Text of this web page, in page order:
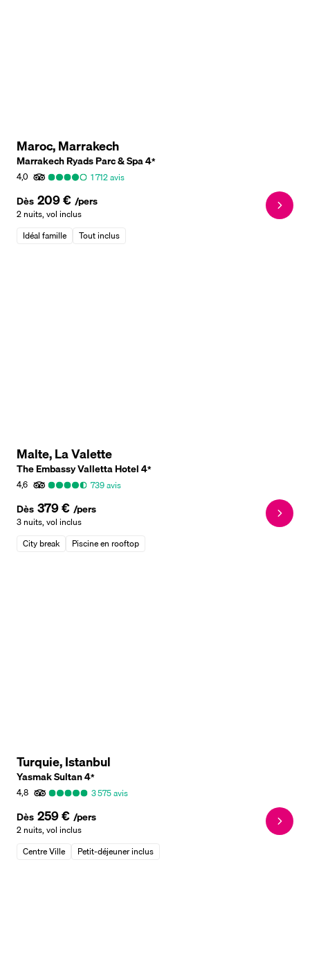
Maroc, Marrakech
Marrakech Ryads Parc & Spa4*
4,0
1 712avis
Dès 209 € /pers
2 nuits, vol inclus
Idéal famille
Tout inclus
Malte, La Valette
The Embassy Valletta Hotel4*
4,6
739avis
Dès 379 € /pers
3 nuits, vol inclus
City break
Piscine en rooftop
Turquie, Istanbul
Yasmak Sultan4*
4,8
3 575avis
Dès 259 € /pers
2 nuits, vol inclus
Centre Ville
Petit-déjeuner inclus